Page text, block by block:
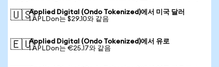
🇺🇸Applied Digital (Ondo Tokenized)에서 미국 달러
1 APLDon는 $29.10와 같음
🇪🇺Applied Digital (Ondo Tokenized)에서 유로
1 APLDon는 €25.17와 같음